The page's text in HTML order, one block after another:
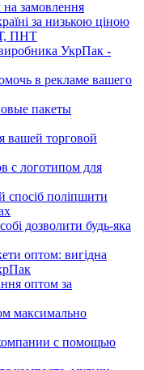
замовлення
за низькою ціною
ПНТ
УкрПак -
в рекламе вашего
пакеты
вашей торговой
с логотипом для
спосіб поліпшити
дозволити будь-яка
оптом: вигідна
оптом за
максимально
с помощью